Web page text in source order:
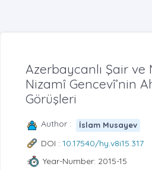
Azerbaycanlı Şair ve
Nizamî Gencevî’nin
Görüşleri
Author : İslam Musayev
DOI : 10.17540/hy.v8i15.317
Year-Number: 2015-15